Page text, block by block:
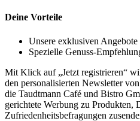
Deine Vorteile
Unsere exklusiven
Spezielle Genuss-
Mit Klick auf „Jetzt registrieren“
den personalisierten Newsletter
die Taudtmann Café und Bistro
gerichtete Werbung zu Produkten,
Zufriedenheitsbefragungen